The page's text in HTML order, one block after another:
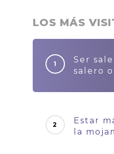
LOS MÁS
Ser
salero
Estar
la